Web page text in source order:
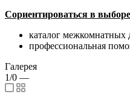
Сориентироваться в
каталог межкомнатных
профессиональная
Галерея
1/0 —